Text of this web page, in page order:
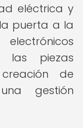
eléctrica y
puerta a la
las piezas
de
gestión